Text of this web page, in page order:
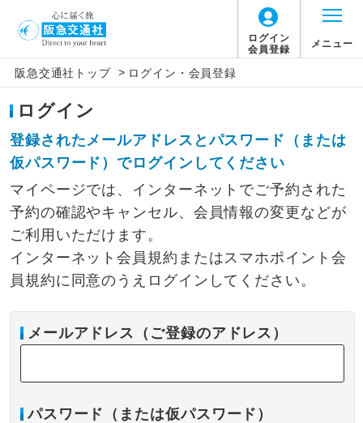
ログイン
会員登録
メニュー
阪急交通社トップ > ログイン・会員登録
ログイン
登録されたメールアドレスとパスワード（または
仮パスワード）でログインしてください
マイページでは、インターネットでご予約された
予約の確認やキャンセル、会員情報の変更などが
ご利用いただけます。
インターネット会員規約またはスマホポイント会
員規約に同意のうえログインしてください。
メールアドレス（ご登録のアドレス）
パスワード（または仮パスワード）